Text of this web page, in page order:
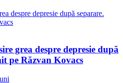
grea despre depresie după
pe Răzvan Kovacs